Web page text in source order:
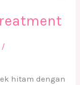
/
hitam dengan